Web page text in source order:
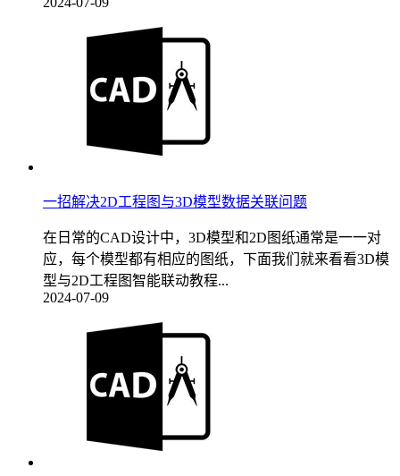
一招解决2D工程图与3D模型数据关联问题
在日常的CAD设计中，3D模型和2D图纸通常是一一对
应，每个模型都有相应的图纸，下面我们就来看看3D模
型与2D工程图智能联动教程...
2024-07-09